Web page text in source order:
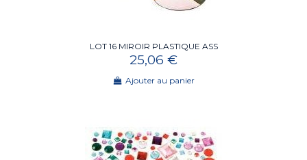
LOT 16 MIROIR PLASTIQUE ASS
25,06 €
Ajouter au panier